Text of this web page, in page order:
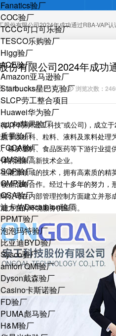
Fanatics验厂
COC验厂
TCCC可口可乐验厂
TESCO乐购验厂
Higg验厂
ACE验厂
Amazon亚马逊验厂
Starbucks星巴克验厂
SLCP劳工整合项目
Huawei华为验厂
apple苹果验厂
质量验厂
FCCA验厂
QMS验厂
SQP验厂
GMP验厂
QSA验厂
迪卡侬Decathlon验厂
PPMT验厂
泡泡玛特验厂
比亚迪BYD验厂
Sysco验厂
amfori QMI验厂
Dyson戴森验厂
Casino卡斯诺验厂
FD验厂
PUMA彪马验厂
H&M验厂
股份有限公司2024年成功通过RBA-VAP
份有限公司2024年成功
日期：2024-02-19 浏览次数：
简称“宏工科技”或公司)，成立于
于以粉料、粒料、液料及浆料处
橡胶塑料、食品医药等下游行业
的国家高新技术企业。
源领域的技术，拥有高素质的精
企战略合作。经过十多年的努力
公司在内部管理控制方面建立并形
力强的环境服务供应商。